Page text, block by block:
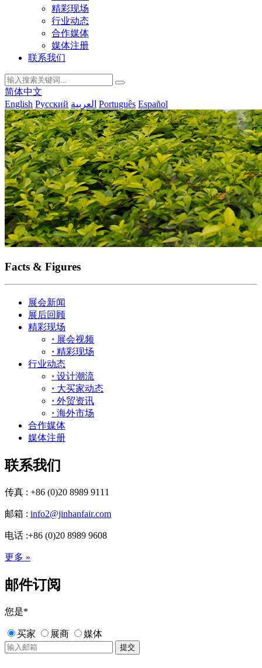
精彩现场
行业动态
合作媒体
媒体注册
联系我们
简体中文
English Русский العربية Português Español
Facts & Figures
展会新闻
展后回顾
精彩现场
· 展会视频
· 精彩现场
行业动态
· 设计潮流
· 大买家动态
· 外贸资讯
· 海外市场
合作媒体
媒体注册
联系我们
传真 : +86 (0)20 8989 9111
邮箱 : info2@jinhanfair.com
电话 :+86 (0)20 8989 9608
更多 »
邮件订阅
您是*
买家 展商 媒体